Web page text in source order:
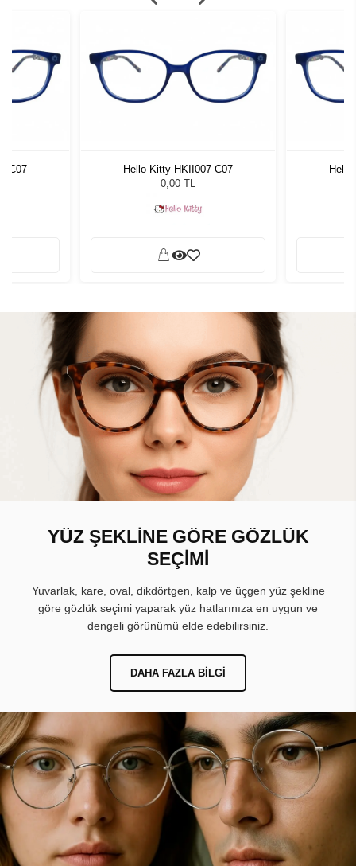
C07
Hello Kitty HKII007 C07
0,00 TL
YÜZ ŞEKLİNE GÖRE GÖZLÜK
SEÇİMİ
Yuvarlak, kare, oval, dikdörtgen, kalp ve üçgen yüz şekline
göre gözlük seçimi yaparak yüz hatlarınıza en uygun ve
dengeli görünümü elde edebilirsiniz.
DAHA FAZLA BILGI